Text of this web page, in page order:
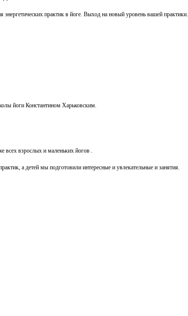
практик в йоге. Выход на новый уровень вашей практики.
йоги Константином Харьковским.
взрослых и маленьких йогов .
а детей мы подготовили интересные и увлекательные и занятия.